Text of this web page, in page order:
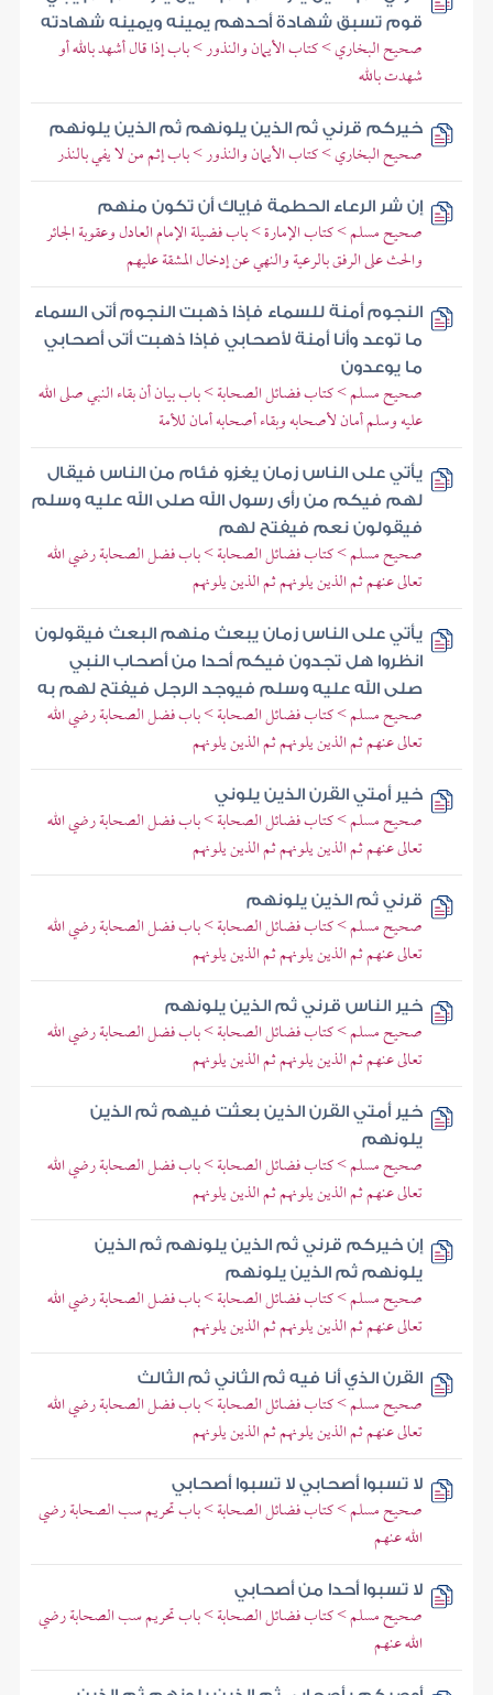
قوم تسبق شهادة أحدهم يمينه ويمينه شهادته
صحيح البخاري > كتاب الأيمان والنذور > باب إذا قال أشهد بالله أو
شهدت بالله
خيركم قرني ثم الذين يلونهم ثم الذين يلونهم
صحيح البخاري > كتاب الأيمان والنذور > باب إثم من لا يفي بالنذر
إن شر الرعاء الحطمة فإياك أن تكون منهم
صحيح مسلم > كتاب الإمارة > باب فضيلة الإمام العادل وعقوبة الجائر
والحث على الرفق بالرعية والنهي عن إدخال المشقة عليهم
النجوم أمنة للسماء فإذا ذهبت النجوم أتى السماء
ما توعد وأنا أمنة لأصحابي فإذا ذهبت أتى أصحابي
ما يوعدون
صحيح مسلم > كتاب فضائل الصحابة > باب بيان أن بقاء النبي صلى الله
عليه وسلم أمان لأصحابه وبقاء أصحابه أمان للأمة
يأتي على الناس زمان يغزو فئام من الناس فيقال
لهم فيكم من رأى رسول الله صلى الله عليه وسلم
فيقولون نعم فيفتح لهم
صحيح مسلم > كتاب فضائل الصحابة > باب فضل الصحابة رضي الله
تعالى عنهم ثم الذين يلونهم ثم الذين يلونهم
يأتي على الناس زمان يبعث منهم البعث فيقولون
انظروا هل تجدون فيكم أحدا من أصحاب النبي
صلى الله عليه وسلم فيوجد الرجل فيفتح لهم به
صحيح مسلم > كتاب فضائل الصحابة > باب فضل الصحابة رضي الله
تعالى عنهم ثم الذين يلونهم ثم الذين يلونهم
خير أمتي القرن الذين يلوني
صحيح مسلم > كتاب فضائل الصحابة > باب فضل الصحابة رضي الله
تعالى عنهم ثم الذين يلونهم ثم الذين يلونهم
قرني ثم الذين يلونهم
صحيح مسلم > كتاب فضائل الصحابة > باب فضل الصحابة رضي الله
تعالى عنهم ثم الذين يلونهم ثم الذين يلونهم
خير الناس قرني ثم الذين يلونهم
صحيح مسلم > كتاب فضائل الصحابة > باب فضل الصحابة رضي الله
تعالى عنهم ثم الذين يلونهم ثم الذين يلونهم
خير أمتي القرن الذين بعثت فيهم ثم الذين
يلونهم
صحيح مسلم > كتاب فضائل الصحابة > باب فضل الصحابة رضي الله
تعالى عنهم ثم الذين يلونهم ثم الذين يلونهم
إن خيركم قرني ثم الذين يلونهم ثم الذين
يلونهم ثم الذين يلونهم
صحيح مسلم > كتاب فضائل الصحابة > باب فضل الصحابة رضي الله
تعالى عنهم ثم الذين يلونهم ثم الذين يلونهم
القرن الذي أنا فيه ثم الثاني ثم الثالث
صحيح مسلم > كتاب فضائل الصحابة > باب فضل الصحابة رضي الله
تعالى عنهم ثم الذين يلونهم ثم الذين يلونهم
لا تسبوا أصحابي لا تسبوا أصحابي
صحيح مسلم > كتاب فضائل الصحابة > باب تحريم سب الصحابة رضي
الله عنهم
لا تسبوا أحدا من أصحابي
صحيح مسلم > كتاب فضائل الصحابة > باب تحريم سب الصحابة رضي
الله عنهم